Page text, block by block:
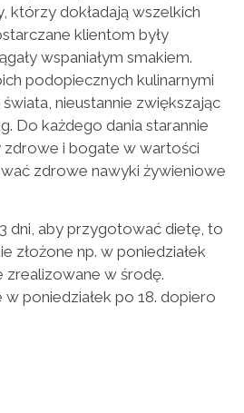
którzy dokładają wszelkich
klientom były
wspaniałym smakiem.
podopiecznych kulinarnymi
nieustannie zwiększając
Do każdego dania starannie
i bogate w wartości
zdrowe nawyki żywieniowe
dni, aby przygotować dietę, to
złożone np. w poniedziałek
zrealizowane w środę.
poniedziałek po 18. dopiero